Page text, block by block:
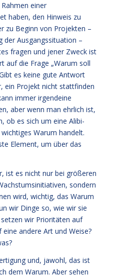
einer
haben, den Hinweis zu
zu Beginn von Projekten –
der Ausgangssituation –
fragen und jener Zweck ist
auf die Frage „Warum soll
es keine gute Antwort
ein Projekt nicht stattfinden
immer irgendeine
aber wenn man ehrlich ist,
ob es sich um eine Alibi-
Warum handelt.
Element, um über das
ist es nicht nur bei größeren
sondern
wird, wichtig, das Warum
wir Dinge so, wie wir sie
wir Prioritäten auf
andere Art und Weise?
und, jawohl, das ist
dem Warum. Aber sehen